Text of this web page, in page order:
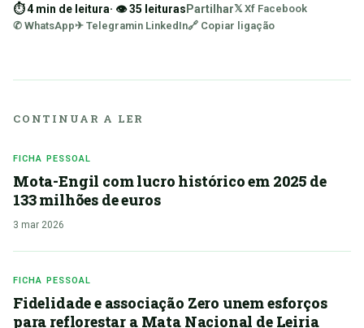
⏱ 4 min de leitura· 👁 35 leituras Partilhar𝕏 Xf Facebook
✆ WhatsApp✈ Telegramin LinkedIn🔗 Copiar ligação
CONTINUAR A LER
FICHA PESSOAL
Mota-Engil com lucro histórico em 2025 de
133 milhões de euros
3 mar 2026
FICHA PESSOAL
Fidelidade e associação Zero unem esforços
para reflorestar a Mata Nacional de Leiria